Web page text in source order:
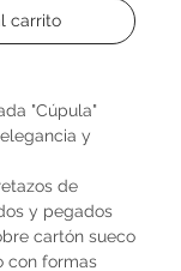
carrito
"Cúpula"
y
de
y pegados
cartón sueco
con formas